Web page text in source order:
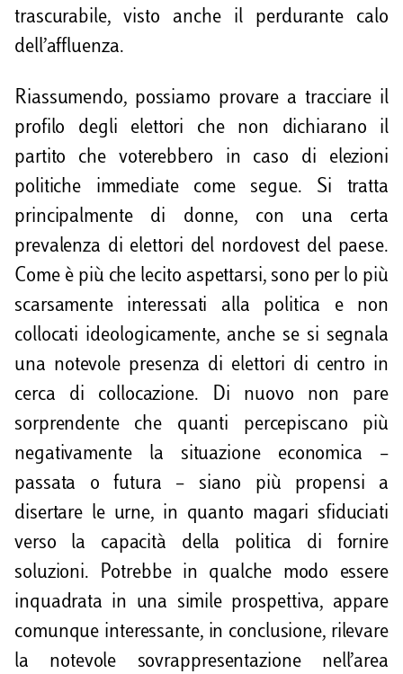
trascurabile, visto anche il perdurante calo
dell’affluenza.
Riassumendo, possiamo provare a tracciare il
profilo degli elettori che non dichiarano il
partito che voterebbero in caso di elezioni
politiche immediate come segue. Si tratta
principalmente di donne, con una certa
prevalenza di elettori del nordovest del paese.
Come è più che lecito aspettarsi, sono per lo più
scarsamente interessati alla politica e non
collocati ideologicamente, anche se si segnala
una notevole presenza di elettori di centro in
cerca di collocazione. Di nuovo non pare
sorprendente che quanti percepiscano più
negativamente la situazione economica –
passata o futura – siano più propensi a
disertare le urne, in quanto magari sfiduciati
verso la capacità della politica di fornire
soluzioni. Potrebbe in qualche modo essere
inquadrata in una simile prospettiva, appare
comunque interessante, in conclusione, rilevare
la notevole sovrappresentazione nell’area